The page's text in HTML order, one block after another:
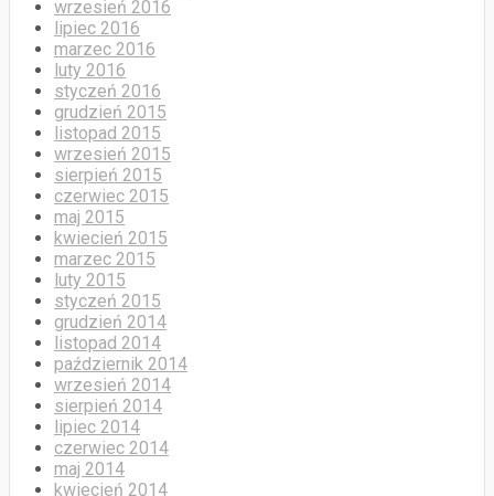
wrzesień 2016
lipiec 2016
marzec 2016
luty 2016
styczeń 2016
grudzień 2015
listopad 2015
wrzesień 2015
sierpień 2015
czerwiec 2015
maj 2015
kwiecień 2015
marzec 2015
luty 2015
styczeń 2015
grudzień 2014
listopad 2014
październik 2014
wrzesień 2014
sierpień 2014
lipiec 2014
czerwiec 2014
maj 2014
kwiecień 2014